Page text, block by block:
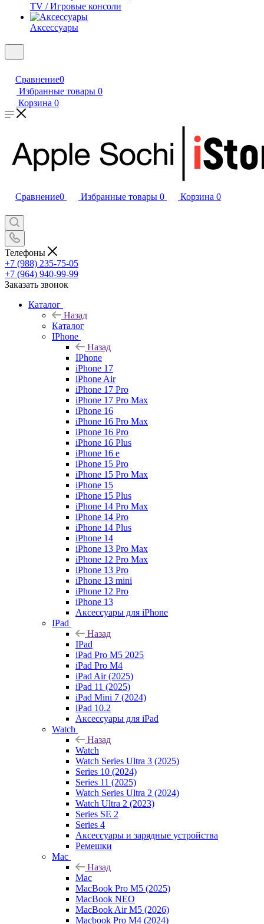
TV / Игровые консоли
Аксессуары
Сравнение0
Избранные товары 0
Корзина 0
Сравнение0 Избранные товары 0 Корзина 0
Телефоны
+7 (988) 235-75-05
+7 (964) 940-99-99
Заказать звонок
Каталог
Назад
Каталог
IPhone
Назад
IPhone
iPhone 17
iPhone Air
iPhone 17 Pro
iPhone 17 Pro Max
iPhone 16
iPhone 16 Pro Max
iPhone 16 Pro
iPhone 16 Plus
iPhone 16 e
iPhone 15 Pro
iPhone 15 Pro Max
iPhone 15
iPhone 15 Plus
iPhone 14 Pro Max
iPhone 14 Pro
iPhone 14 Plus
iPhone 14
iPhone 13 Pro Max
iPhone 12 Pro Max
iPhone 13 Pro
iPhone 13 mini
iPhone 12 Pro
iPhone 13
Аксессуары для iPhone
IPad
Назад
IPad
iPad Pro M5 2025
iPad Pro M4
iPad Air (2025)
iPad 11 (2025)
iPad Mini 7 (2024)
iPad 10.2
Аксессуары для iPad
Watch
Назад
Watch
Watch Series Ultra 3 (2025)
Series 10 (2024)
Series 11 (2025)
Watch Series Ultra 2 (2024)
Watch Ultra 2 (2023)
Series SE 2
Series 4
Аксессуары и зарядные устройства
Ремешки
Mac
Назад
Mac
MacBook Pro M5 (2025)
MacBook NEO
MacBook Air M5 (2026)
Macbook Pro M4 (2024)